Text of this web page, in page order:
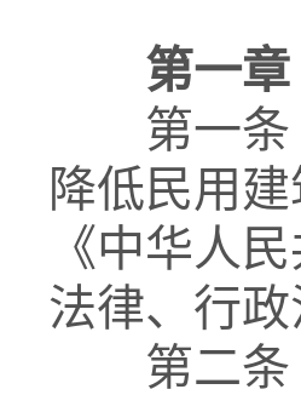
第一
第一条
降低民用
《中华人
法律、行
第二条